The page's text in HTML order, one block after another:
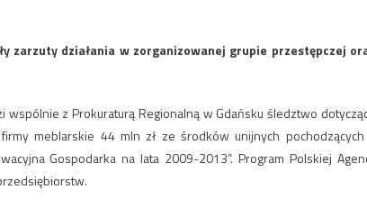
zarzuty działania w zorganizowanej grupie przestępczej
z Prokuraturą Regionalną w Gdańsku śledztwo
meblarskie 44 mln zł ze środków unijnych
Gospodarka na lata 2009-2013”. Program Polskiej